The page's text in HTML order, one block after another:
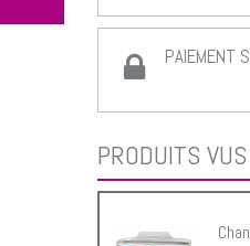
PAIEMENT
PRODUITS VUS